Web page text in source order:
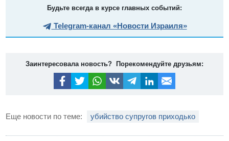
Будьте всегда в курсе главных событий:
Telegram-канал «Новости Израиля»
Заинтересовала новость? Порекомендуйте друзьям:
Еще новости по теме: убийство супругов приходько